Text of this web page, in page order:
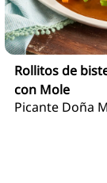
Rollitos de
con Mole
Picante Doña